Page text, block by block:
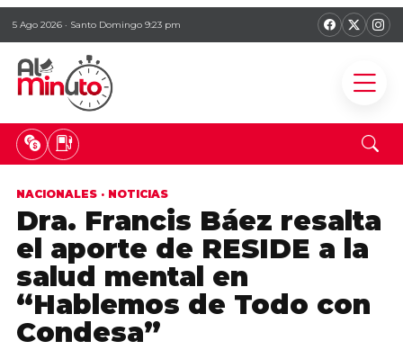
5 Ago 2026 · Santo Domingo 9:23 pm
NACIONALES · NOTICIAS
Dra. Francis Báez resalta
el aporte de RESIDE a la
salud mental en
“Hablemos de Todo con
Condesa”